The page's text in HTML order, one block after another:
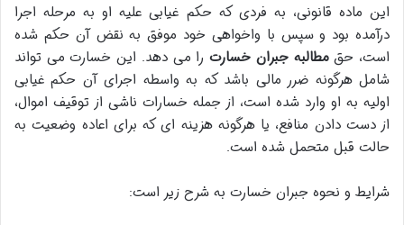
این ماده قانونی، به فردی که حکم غیابی علیه او به مرحله اجرا
درآمده بود و سپس با واخواهی خود موفق به نقض آن حکم شده
است، حقمطالبه جبران خسارترا می دهد. این خسارت می تواند
شامل هرگونه ضرر مالی باشد که به واسطه اجرای آن حکم غیابی
اولیه به او وارد شده است، از جمله خسارات ناشی از توقیف اموال،
از دست دادن منافع، یا هرگونه هزینه ای که برای اعاده وضعیت به
حالت قبل متحمل شده است.
شرایط و نحوه جبران خسارت به شرح زیر است: